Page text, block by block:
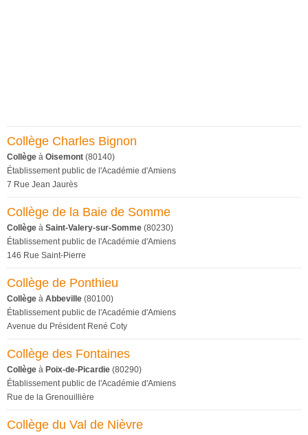
Collège Charles Bignon
Collège à Oisemont (80140)
Établissement public de l'Académie d'Amiens
7 Rue Jean Jaurès
Collège de la Baie de Somme
Collège à Saint-Valery-sur-Somme (80230)
Établissement public de l'Académie d'Amiens
146 Rue Saint-Pierre
Collège de Ponthieu
Collège à Abbeville (80100)
Établissement public de l'Académie d'Amiens
Avenue du Président René Coty
Collège des Fontaines
Collège à Poix-de-Picardie (80290)
Établissement public de l'Académie d'Amiens
Rue de la Grenouillière
Collège du Val de Nièvre